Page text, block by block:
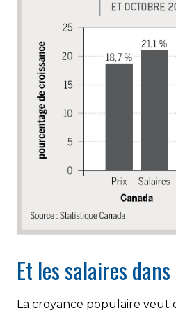
Et les salaires
La croyance populaire veut